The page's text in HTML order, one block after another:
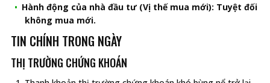
Hành động của nhà đầu tư (Vị thế mua mới): Tuyệt đối
không mua mới.
TIN CHÍNH TRONG NGÀY
THỊ TRƯỜNG CHỨNG KHOÁN